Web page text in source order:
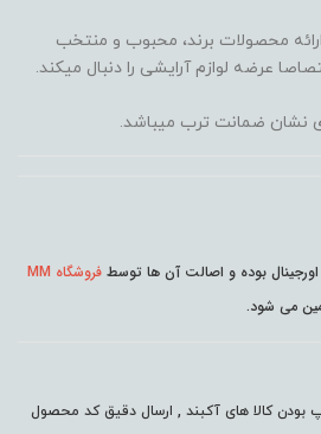
با سیاست ارائه محصولات برند، محبوب و منتخب
عرضه لوازم آرایشی را دنبال میکند.
نشان ضمانت ترب میباشد.
اورجینال بوده و اصالت آن ها توسط فروشگاه MM
می شود.
بودن کالا های آکبند , ارسال دقیق کد محصول